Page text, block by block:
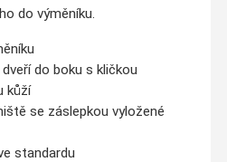
do výměníku.
do boku s kličkou
kůží
se záslepkou vyložené
standardu